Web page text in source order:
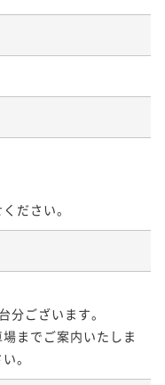
- 17:30 OUT10:00
じっくり味わい
- 17:30 OUT10:00
¥ 108,996 ~
ださい。
分ございます。
までご案内いたしま